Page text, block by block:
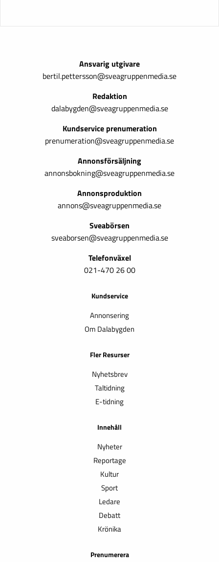
Ansvarig utgivare
bertil.pettersson@sveagruppenmedia.se
Redaktion
dalabygden@sveagruppenmedia.se
Kundservice prenumeration
prenumeration@sveagruppenmedia.se
Annonsförsäljning
annonsbokning@sveagruppenmedia.se
Annonsproduktion
annons@sveagruppenmedia.se
Sveabörsen
sveaborsen@sveagruppenmedia.se
Telefonväxel
021-470 26 00
Kundservice
Annonsering
Om Dalabygden
Fler Resurser
Nyhetsbrev
Taltidning
E-tidning
Innehåll
Nyheter
Reportage
Kultur
Sport
Ledare
Debatt
Krönika
Prenumerera